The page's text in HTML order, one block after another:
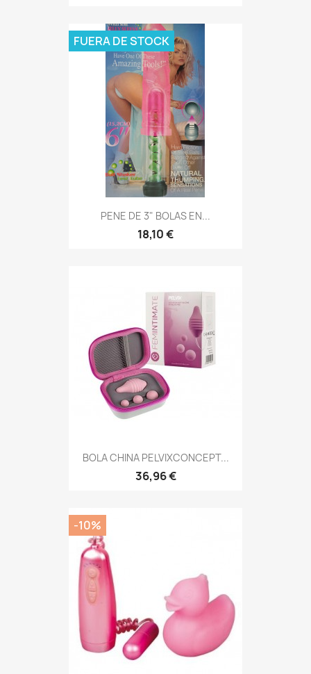
PENE DE 3" BOLAS EN...
18,10 €
FUERA DE STOCK
BOLA CHINA PELVIXCONCEPT...
36,96 €
-10%